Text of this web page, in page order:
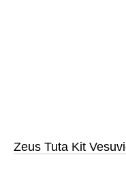
Zeus Tuta Kit